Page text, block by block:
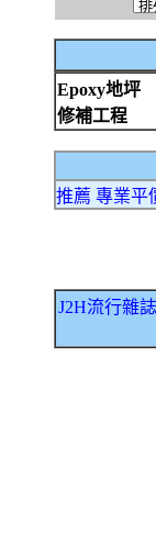
Epoxy地坪
修補工程
推薦 專業平
J2H流行雜誌